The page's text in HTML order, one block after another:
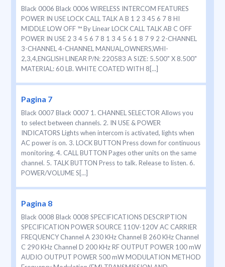
Black 0006 Black 0006 WIRELESS INTERCOM FEATURES
POWER IN USE LOCK CALL TALK A B 1 2 3 45 6 7 8 HI
MIDDLE LOW OFF ™ By Linear LOCK CALL TALK AB C OFF
POWER IN USE 2 3 4 5 6 7 8 1 3 4 5 6 1 8 7 9 2 2-CHANNEL
3-CHANNEL 4-CHANNEL MANUAL,OWNERS,WHI-
2,3,4,ENGLISH LINEAR P/N: 220583 A SIZE: 5.500" X 8.500"
MATERIAL: 60 LB. WHITE COATED WITH 8[...]
Pagina 7
Black 0007 Black 0007 1. CHANNEL SELECTOR Allows you
to select between channels. 2. IN USE & POWER
INDICATORS Lights when intercom is activated, lights when
AC power is on. 3. LOCK BUTTON Press down for continuous
monitoring. 4. CALL BUTTON Pages other units on the same
channel. 5. TALK BUTTON Press to talk. Release to listen. 6.
POWER/VOLUME S[...]
Pagina 8
Black 0008 Black 0008 SPECIFICATIONS DESCRIPTION
SPECIFICATION POWER SOURCE 110V-120V AC CARRIER
FREQUENCY Channel A 230 KHz Channel B 260 KHz Channel
C 290 KHz Channel D 200 KHz RF OUTPUT POWER 100 mW
AUDIO OUTPUT POWER 500 mW MODULATION METHOD